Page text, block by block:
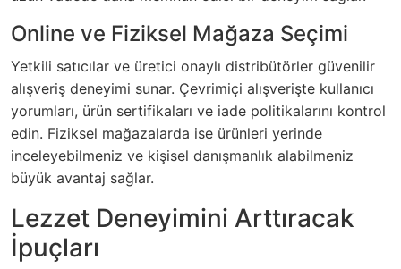
Online ve Fiziksel Mağaza Seçimi
Yetkili satıcılar ve üretici onaylı distribütörler güvenilir
alışveriş deneyimi sunar. Çevrimiçi alışverişte kullanıcı
yorumları, ürün sertifikaları ve iade politikalarını kontrol
edin. Fiziksel mağazalarda ise ürünleri yerinde
inceleyebilmeniz ve kişisel danışmanlık alabilmeniz
büyük avantaj sağlar.
Lezzet Deneyimini Arttıracak
İpuçları